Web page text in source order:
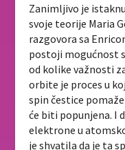
Zanimljivo je
svoje teorije Maria
razgovora sa
postoji mogućnost
od kolike važnosti
orbite je proces u
spin čestice
će biti popunjena. I
elektrone u
je shvatila da je ta